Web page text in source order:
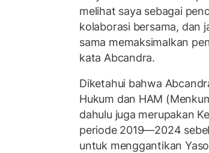
melihat saya sebagai
kolaborasi bersama, dan
sama memaksimalkan
kata Abcandra.
Diketahui bahwa
Hukum dan HAM
dahulu juga merupakan
periode 2019—2024
untuk menggantikan